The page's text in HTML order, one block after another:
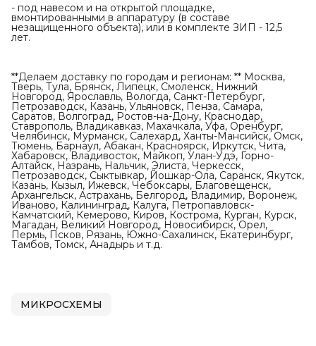
- под навесом и на открытой площадке,
вмонтированными в аппаратуру (в составе
незащищенного объекта), или в комплекте ЗИП - 12,5
лет.
**Делаем доставку по городам и регионам: ** Москва,
Тверь, Тула, Брянск, Липецк, Смоленск, Нижний
Новгород, Ярославль, Вологда, Санкт-Петербург,
Петрозаводск, Казань, Ульяновск, Пенза, Самара,
Саратов, Волгоград, Ростов-на-Дону, Краснодар,
Ставрополь, Владикавказ, Махачкала, Уфа, Оренбург,
Челябинск, Мурманск, Салехард, Ханты-Мансийск, Омск,
Тюмень, Барнаул, Абакан, Красноярск, Иркутск, Чита,
Хабаровск, Владивосток, Майкоп, Улан-Удэ, Горно-
Алтайск, Назрань, Нальчик, Элиста, Черкесск,
Петрозаводск, Сыктывкар, Йошкар-Ола, Саранск, Якутск,
Казань, Кызыл, Ижевск, Чебоксары, Благовещенск,
Архангельск, Астрахань, Белгород, Владимир, Воронеж,
Иваново, Калининград, Калуга, Петропавловск-
Камчатский, Кемерово, Киров, Кострома, Курган, Курск,
Магадан, Великий Новгород, Новосибирск, Орел,
Пермь, Псков, Рязань, Южно-Сахалинск, Екатеринбург,
Тамбов, Томск, Анадырь и т.д.
МИКРОСХЕМЫ